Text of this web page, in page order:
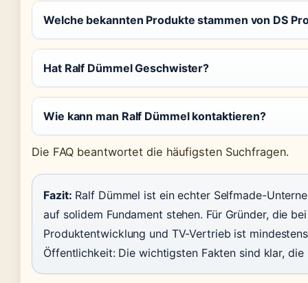
Welche bekannten Produkte stammen von DS
Hat Ralf Dümmel Geschwister?
Wie kann man Ralf Dümmel kontaktieren?
Die FAQ beantwortet die häufigsten Suchfragen.
Fazit: Ralf Dümmel ist ein echter Selfmade-
auf solidem Fundament stehen. Für Gründer, die
Produktentwicklung und TV-Vertrieb ist
Öffentlichkeit: Die wichtigsten Fakten sind klar,